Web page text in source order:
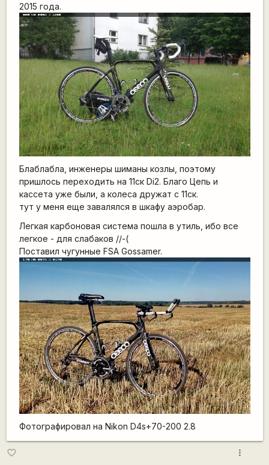
2015 года.
Блаблабла, инженеры шиманы козлы, поэтому
пришлось переходить на 11ск Di2. Благо Цепь и
кассета уже были, а колеса дружат с 11ск.
тут у меня еще завалялся в шкафу аэробар.
Легкая карбоновая система пошла в утиль, ибо все
легкое - для слабаков //-(
Поставил чугунные FSA Gossamer.
Фотографировал на Nikon D4s+70-200 2.8
favorite_border more_vert